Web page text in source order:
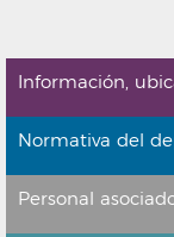
Información,
Normativa del
Personal